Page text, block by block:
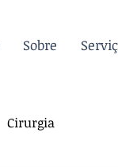
Sobre
Cirurgia